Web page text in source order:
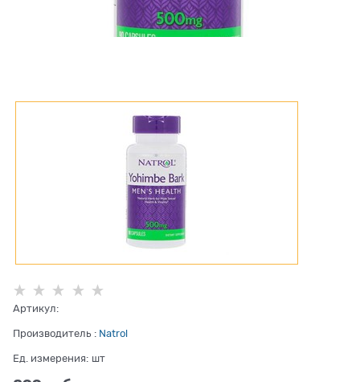
Артикул:
Производитель : Natrol
Ед. измерения: шт